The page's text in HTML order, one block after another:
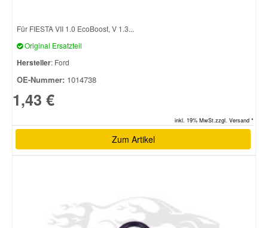
Für FIESTA VII 1.0 EcoBoost, V 1.3...
Original Ersatzteil
Hersteller: Ford
OE-Nummer: 1014738
1,43 €
inkl. 19% MwSt.zzgl. Versand *
Zum Artikel